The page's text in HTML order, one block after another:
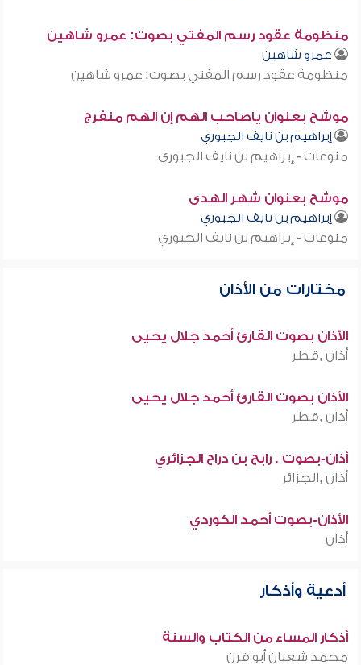
منظومة عقود رسم المفتي بصوت: عمرو شاهين
عمرو شاهين
منظومة عقود رسم المفتي بصوت: عمرو شاهين
موشح بعنوان ياصاحب الهم إن الهم منفرج
إبراهيم بن نايف الجبوري
منوعات - إبراهيم بن نايف الجبوري
موشح بعنوان شهر الهدى
إبراهيم بن نايف الجبوري
منوعات - إبراهيم بن نايف الجبوري
مختارات من الأذان
الأذان بصوت القارئ أحمد جلال يحيى
أذان ,قطر
الأذان بصوت القارئ أحمد جلال يحيى
أذان ,قطر
أذان-بصوت . رابح بن دراح الجزائري
أذان ,الجزائر
الأذان-بصوت أحمد الكوردي
أذان
أدعية وأذكار
أذكار المساء من الكتاب والسنة
محمد شعبان أبو قرن